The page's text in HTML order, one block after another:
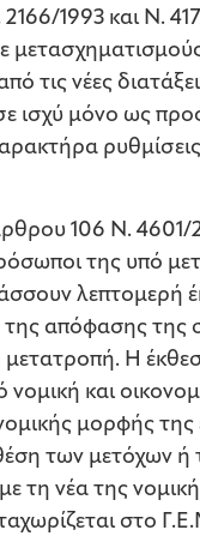
1993 και Ν.
τις νέες
ισχύ μόνο ως
106 Ν. 4601/
της υπό
λεπτομερή
της απόφασης της
μετατροπή. Η
νομική και
μορφής της
των μετόχων ή
με τη νέα της
στο